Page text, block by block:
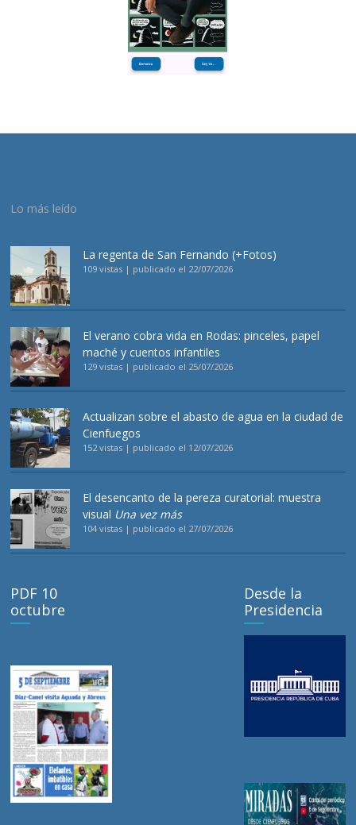
Lo más leído
La regenta de San Fernando (+Fotos)
109 vistas | publicado el 22/07/2026
El verano cobra vida en Rodas: pinceles, papel
maché y cuentos infantiles
129 vistas | publicado el 25/07/2026
Actualizan sobre el abasto de agua en la ciudad de
Cienfuegos
152 vistas | publicado el 12/07/2026
El desencanto de la pereza curatorial: muestra
visual Una vez más
104 vistas | publicado el 27/07/2026
PDF 10
octubre
Desde la
Presidencia